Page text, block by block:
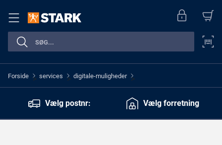
Forside > services > digitale-muligheder >
Vælg postnr: Vælg forretning